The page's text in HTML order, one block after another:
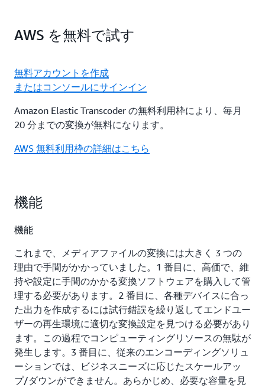
AWS を無料で試す
無料アカウントを作成
またはコンソールにサインイン
Amazon Elastic Transcoder の無料利用枠により、毎月
20 分までの変換が無料になります。
AWS 無料利用枠の詳細はこちら
機能
機能
これまで、メディアファイルの変換には大きく 3 つの
理由で手間がかかっていました。1 番目に、高価で、維
持や設定に手間のかかる変換ソフトウェアを購入して管
理する必要があります。2 番目に、各種デバイスに合っ
た出力を作成するには試行錯誤を繰り返してエンドユー
ザーの再生環境に適切な変換設定を見つける必要があり
ます。この過程でコンピューティングリソースの無駄が
発生します。3 番目に、従来のエンコーディングソリュ
ーションでは、ビジネスニーズに応じたスケールアッ
プ/ダウンができません。あらかじめ、必要な容量を見